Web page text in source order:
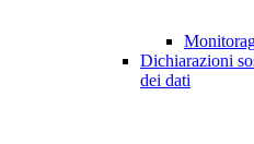
Dichiarazioni
dei dati